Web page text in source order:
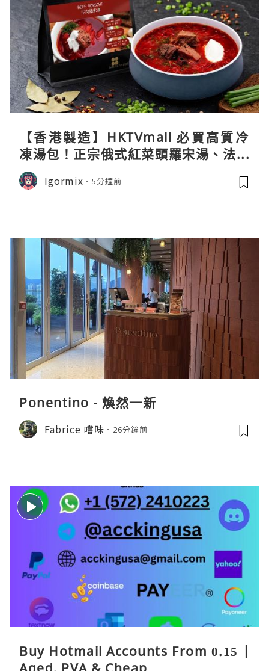
【香港製造】HKTVmall 必買高質冷
凍湯包！正宗俄式紅菜頭羅宋湯、法式
龍蝦濃湯與生酮膠原蛋白骨頭湯全攻略
Igormix 5分鐘前
Ponentino - 煥然一新
Fabrice 嚐味 26分鐘前
Buy Hotmail Accounts From 0.15 |